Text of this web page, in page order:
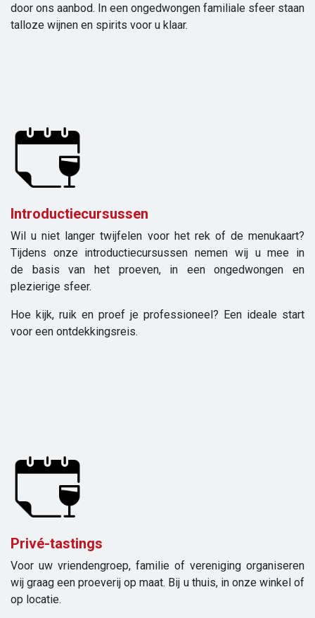
door ons aanbod. In een ongedwongen familiale sfeer staan
talloze wijnen en spirits voor u klaar.
Introductiecursussen
Wil u niet langer twijfelen voor het rek of de menukaart?
Tijdens onze introductiecursussen nemen wij u mee in
de basis van het proeven, in een ongedwongen en
plezierige sfeer.
Hoe kijk, ruik en proef je professioneel? Een ideale start
voor een ontdekkingsreis.
Privé-tastings
Voor uw vriendengroep, familie of vereniging organiseren
wij graag een proeverij op maat. Bij u thuis, in onze winkel of
op locatie.